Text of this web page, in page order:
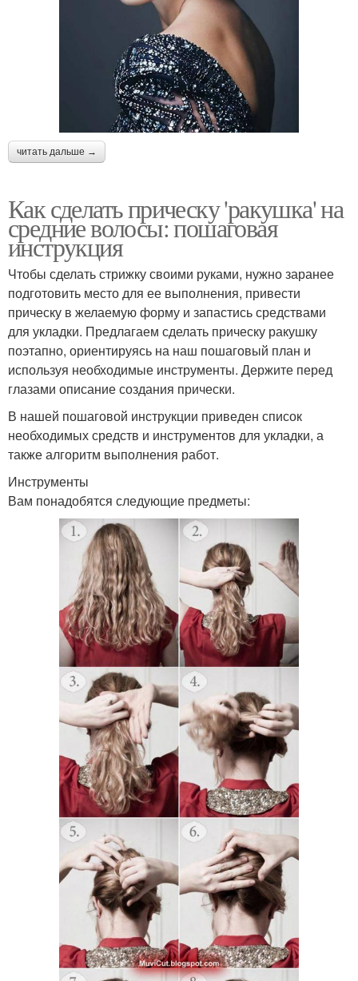
читать дальше →
Как сделать прическу 'ракушка' на
средние волосы: пошаговая
инструкция
Чтобы сделать стрижку своими руками, нужно заранее
подготовить место для ее выполнения, привести
прическу в желаемую форму и запастись средствами
для укладки. Предлагаем сделать прическу ракушку
поэтапно, ориентируясь на наш пошаговый план и
используя необходимые инструменты. Держите перед
глазами описание создания прически.
В нашей пошаговой инструкции приведен список
необходимых средств и инструментов для укладки, а
также алгоритм выполнения работ.
Инструменты
Вам понадобятся следующие предметы: